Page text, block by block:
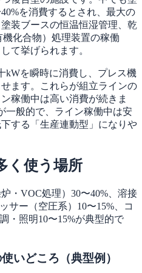
を消費するとされ、最大の
装ブースの恒温恒湿管理、乾
化合物）処理装置の稼働
て挙げられます。
kWを瞬時に消費し、プレス機
ます。これらが組立ラインの
稼働中は高い消費が続きま
一般的で、ライン稼働中は安
する「生産連動型」になりや
く使う場所
・VOC処理）30〜40%、溶接
サー（空圧系）10〜15%、コ
・照明10〜15%が典型的で
いどころ（典型例）